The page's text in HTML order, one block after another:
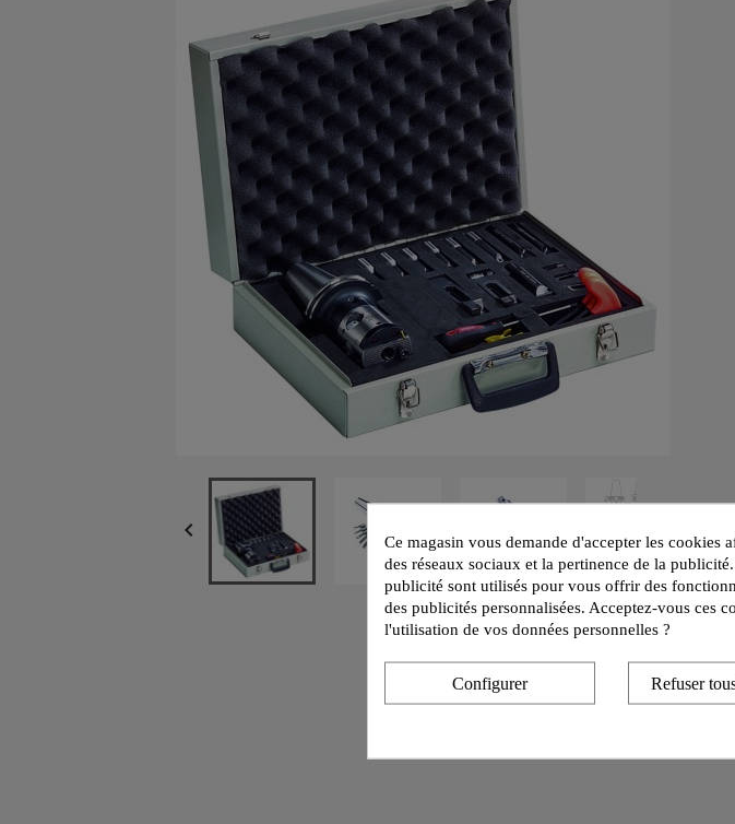
 
Ce magasin vous demande d'accepter les
des réseaux sociaux et la pertinence de la
publicité sont utilisés pour vous offrir des
des publicités personnalisées. Acceptez-vous ces
l'utilisation de vos données personnelles ?
Refuser
Configurer